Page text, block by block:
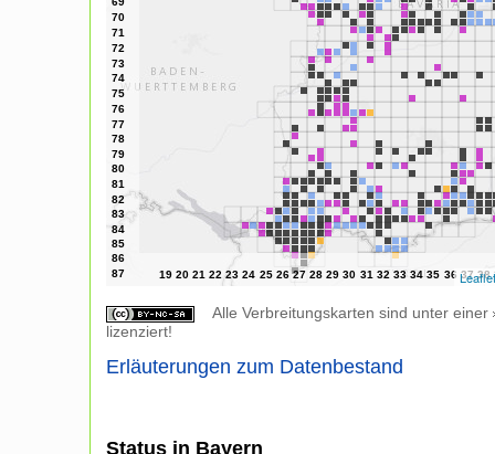
Leaflet
Alle Verbreitungskarten sind unter einer
lizenziert!
Erläuterungen zum Datenbestand
Status in Bayern